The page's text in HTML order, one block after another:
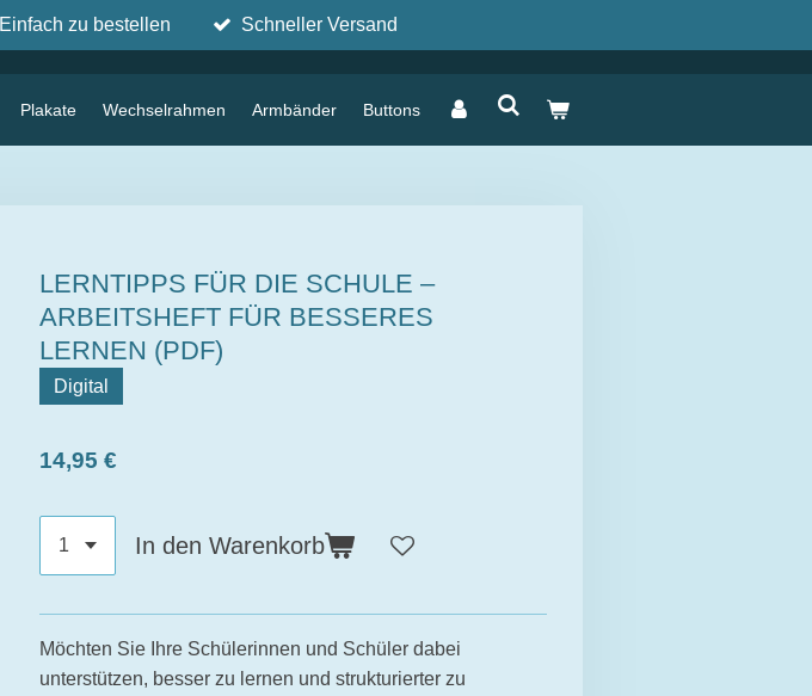
Einfach zu bestellen Schneller Versand
Plakate Wechselrahmen Armbänder Buttons
LERNTIPPS FÜR DIE SCHULE –
ARBEITSHEFT FÜR BESSERES
LERNEN (PDF)
Digital
14,95 €
In den Warenkorb
Möchten Sie Ihre Schülerinnen und Schüler dabei
unterstützen, besser zu lernen und strukturierter zu